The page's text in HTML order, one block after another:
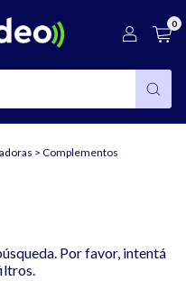
0
> Complementos
Por favor, intentá